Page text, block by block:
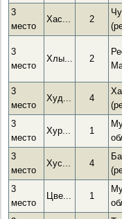
3
место
Хас... 2
3
место
Хлы... 2
3
место
Худ... 4
3
место
Хур... 1
3
место
Хус... 4
3
место
Цве... 1